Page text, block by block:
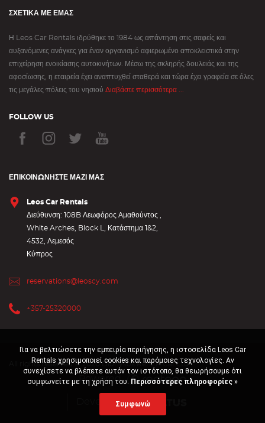
ΣΧΕΤΙΚΆ ΜΕ ΕΜΆΣ
Η Leos Car Rentals ιδρύθηκε το 1984 ως απάντηση στις σαφείς και
αυξανόμενες ανάγκες για έναν οργανισμό αφιερωμένο αποκλειστικά στην
επιχείρηση ενοικίασης αυτοκινήτων. Μέσω της σκληρής δουλειάς και της
αφοσίωσης, η εταιρεία έχει αναπτυχθεί σταθερά και τώρα έχει γραφεία σε όλες
τις μεγάλες πόλεις του νησιού Διαβάστε περισσότερα ...
FOLLOW US
ΕΠΙΚΟΙΝΩΝΉΣΤΕ ΜΑΖΊ ΜΑΣ
Leos Car Rentals
Διεύθυνση: 108B Λεωφόρος Αμαθούντος ,
White Arches, Block L, Κατάστημα 1&2,
4532, Λεμεσός
Κύπρος
reservations@leoscy.com
+357-25320000
All rights reserved © 2020 Dionysos Rent A Car Ltd
Powered
Developed by
Για να βελτιώσετε την εμπειρία περιήγησης, η ιστοσελίδα Leos Car
Rentals χρησιμοποιεί cookies και παρόμοιες τεχνολογίες. Αν
συνεχίσετε να βλέπετε αυτόν τον ιστότοπο, θα θεωρήσουμε ότι
συμφωνείτε με τη χρήση του. Περισσότερες πληροφορίες »
Συμφωνώ